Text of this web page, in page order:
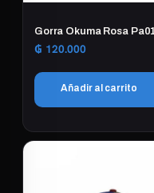
Gorra Okuma Rosa
₲ 120.000
Añadir al carrito